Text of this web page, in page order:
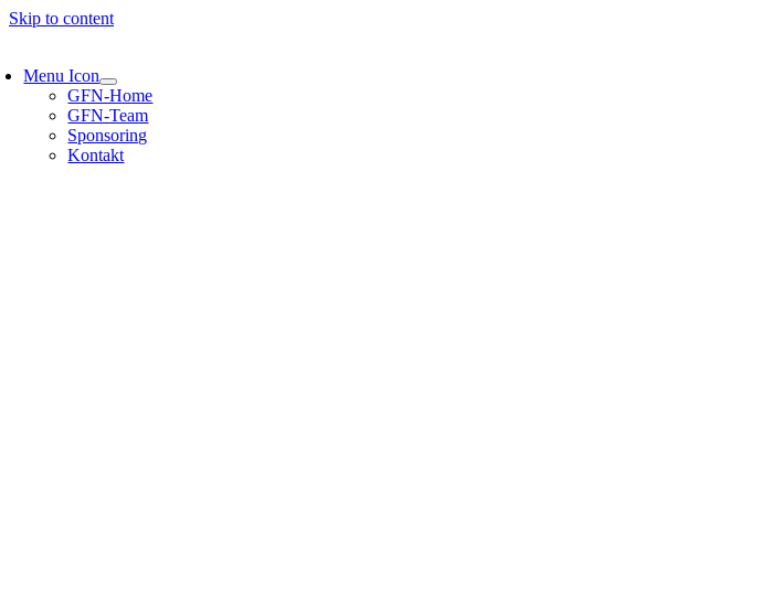
Skip to content
Menu Icon
GFN-Home
GFN-Team
Sponsoring
Kontakt